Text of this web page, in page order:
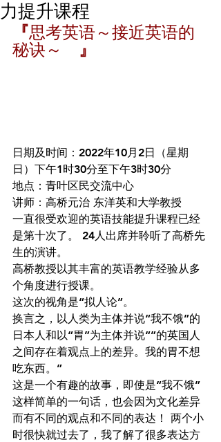
力提升课程
『思考英语～接近英语的
秘诀～
』
日期及时间：2022年10月2日（星期
日）下午1时30分至下午3时30分
地点：青叶区民交流中心
讲师：高桥元治 东洋英和大学教授
一直很受欢迎的英语技能提升课程已经
是第十次了。 24人出席并聆听了高桥先
生的演讲。
高桥教授以其丰富的英语教学经验从多
个角度进行授课。
这次的视角是“拟人论”。
换言之，以人类为主体并说“我不饿”的
日本人和以“胃”为主体并说“”的英国人
之间存在着观点上的差异。我的胃不想
吃东西。”
这是一个有趣的故事，即使是“我不饿”
这样简单的一句话，也会因为文化差异
而有不同的观点和不同的表达！ 两个小
时很快就过去了，我了解了很多表达方